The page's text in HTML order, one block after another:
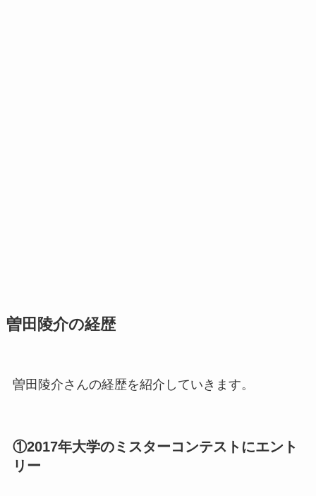
曽田陵介の経歴
曽田陵介さんの経歴を紹介していきます。
①2017年大学のミスターコンテストにエント
リー